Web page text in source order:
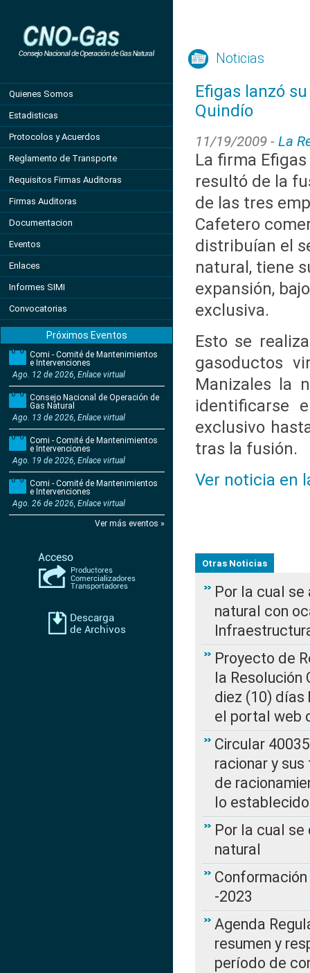
Quienes Somos
Estadisticas
Protocolos y Acuerdos
Reglamento de Transporte
Requisitos Firmas Auditoras
Firmas Auditoras
Documentacion
Eventos
Enlaces
Informes SIMI
Convocatorias
Próximos Eventos
Comi - Comité de Mantenimientos
e Intervenciones
Ago. 12 de 2026, Enlace virtual
Consejo Nacional de Operación de
Gas Natural
Ago. 13 de 2026, Enlace virtual
Comi - Comité de Mantenimientos
e Intervenciones
Ago. 19 de 2026, Enlace virtual
Comi - Comité de Mantenimientos
e Intervenciones
Ago. 26 de 2026, Enlace virtual
Ver más eventos »
Noticias
Efigas lanzó
Quindío
11/19/2009 - La
La firma Efigas
resultó de la
de las tres
Cafetero
distribuían el
natural, tiene
expansión,
exclusiva.
Esto se
gasoductos
Manizales la
identificarse
exclusivo
tras la fusión.
Ver noticia en
Otras Noticias
Por la cual
natural con
Proyecto de
la Resolución
diez (10) días
el portal web
Circular
racionar y
de
lo
Por la cual
natural
-2023
Agenda
resumen y
período de